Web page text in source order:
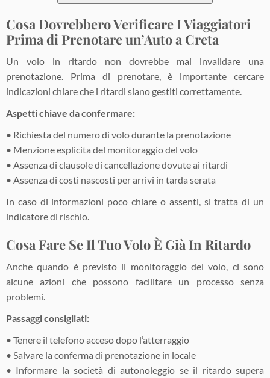
Cosa Dovrebbero Verificare I Viaggiatori
Prima di Prenotare un’Auto a Creta
Un volo in ritardo non dovrebbe mai invalidare una
prenotazione. Prima di prenotare, è importante cercare
indicazioni chiare che i ritardi siano gestiti correttamente.
Aspetti chiave da confermare:
• Richiesta del numero di volo durante la prenotazione
• Menzione esplicita del monitoraggio del volo
• Assenza di clausole di cancellazione dovute ai ritardi
• Assenza di costi nascosti per arrivi in tarda serata
In caso di informazioni poco chiare o assenti, si tratta di un
indicatore di rischio.
Cosa Fare Se Il Tuo Volo È Già In Ritardo
Anche quando è previsto il monitoraggio del volo, ci sono
alcune azioni che possono facilitare un processo senza
problemi.
Passaggi consigliati:
• Tenere il telefono acceso dopo l’atterraggio
• Salvare la conferma di prenotazione in locale
• Informare la società di autonoleggio se il ritardo supera